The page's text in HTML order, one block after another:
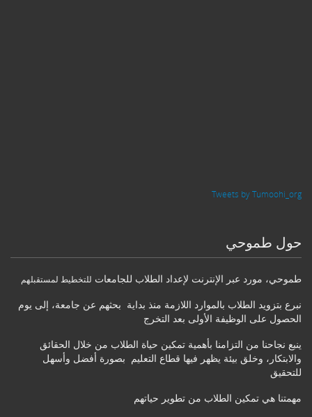
Tweets by Tumoohi_org
حول طموحي
طموحي، مورد عبر الإنترنت لإعداد الطلاب للجامعات للتخطيط لمستقبلهم
نبرع بتزويد الطلاب بالموارد اللازمة منذ بداية بحثهم عن جامعة، إلى يوم
الحصول على الوظيفة الأولى بعد التخرج
ينبع نجاحنا من التزامنا بأهمية تمكين حياة الطلاب من خلال الحقائق
والابتكار، وخلق بيئة يظهر فيها قطاع التعليم بصورة أفضل وأسهل
للتحقيق
مهمتنا هي تمكين الطلاب من تطوير حياتهم